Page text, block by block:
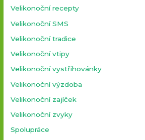
Velikonoční recepty
Velikonoční SMS
Velikonoční tradice
Velikonoční vtipy
Velikonoční vystřihovánky
Velikonoční výzdoba
Velikonoční zajíček
Velikonoční zvyky
Spolupráce